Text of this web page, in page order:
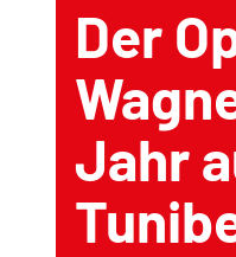
Der
Jahr